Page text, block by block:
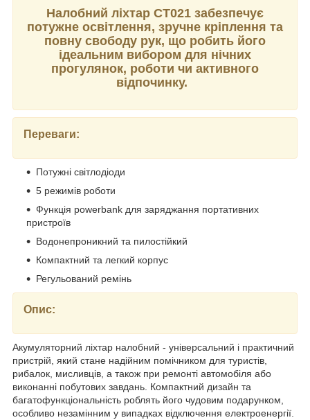
Налобний ліхтар CT021 забезпечує
потужне освітлення, зручне кріплення та
повну свободу рук, що робить його
ідеальним вибором для нічних
прогулянок, роботи чи активного
відпочинку.
Переваги:
Потужні світлодіоди
5 режимів роботи
Функція powerbank для заряджання портативних
пристроїв
Водонепроникний та пилостійкий
Компактний та легкий корпус
Регульований ремінь
Опис:
Акумуляторний ліхтар налобний - універсальний і практичний
пристрій, який стане надійним помічником для туристів,
рибалок, мисливців, а також при ремонті автомобіля або
виконанні побутових завдань. Компактний дизайн та
багатофункціональність роблять його чудовим подарунком,
особливо незамінним у випадках відключення електроенергії.